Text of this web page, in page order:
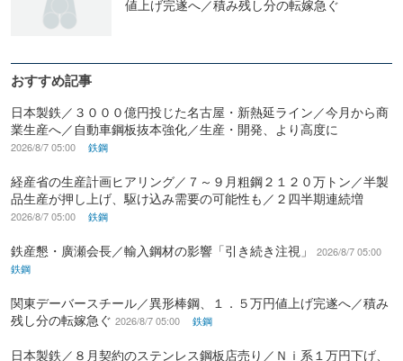
値上げ完遂へ／積み残し分の転嫁急ぐ
おすすめ記事
日本製鉄／３０００億円投じた名古屋・新熱延ライン／今月から商
業生産へ／自動車鋼板抜本強化／生産・開発、より高度に
2026/8/7 05:00 鉄鋼
経産省の生産計画ヒアリング／７～９月粗鋼２１２０万トン／半製
品生産が押し上げ、駆け込み需要の可能性も／２四半期連続増
2026/8/7 05:00 鉄鋼
鉄産懇・廣瀬会長／輸入鋼材の影響「引き続き注視」
2026/8/7 05:00
鉄鋼
関東デーバースチール／異形棒鋼、１．５万円値上げ完遂へ／積み
残し分の転嫁急ぐ 2026/8/7 05:00 鉄鋼
日本製鉄／８月契約のステンレス鋼板店売り／Ｎｉ系１万円下げ、